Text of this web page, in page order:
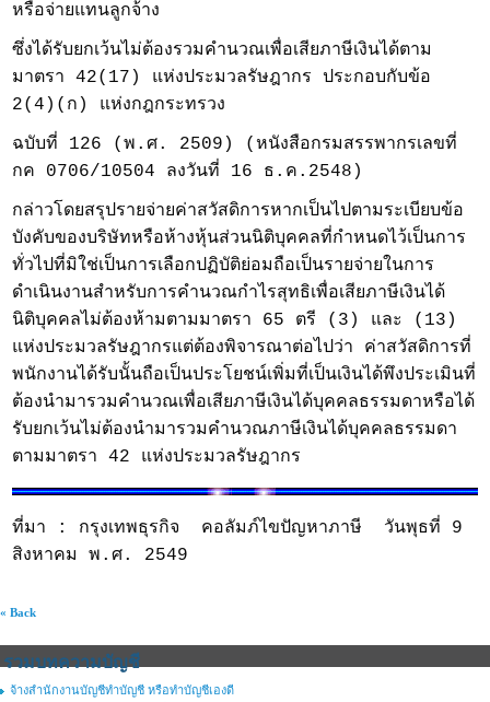
หรือจ่ายแทนลูกจ้าง
ซึ่งได้รับยกเว้นไม่ต้องรวมคำนวณเพื่อเสียภาษีเงินได้ตาม
มาตรา 42(17) แห่งประมวลรัษฎากร ประกอบกับข้อ
2(4)(ก) แห่งกฎกระทรวง
ฉบับที่ 126 (พ.ศ. 2509) (หนังสือกรมสรรพากรเลขที่
กค 0706/10504 ลงวันที่ 16 ธ.ค.2548)
กล่าวโดยสรุปรายจ่ายค่าสวัสดิการหากเป็นไปตามระเบียบข้อ
บังคับของบริษัทหรือห้างหุ้นส่วนนิติบุคคลที่กำหนดไว้เป็นการ
ทั่วไปที่มิใช่เป็นการเลือกปฏิบัติย่อมถือเป็นรายจ่ายในการ
ดำเนินงานสำหรับการคำนวณกำไรสุทธิเพื่อเสียภาษีเงินได้
นิติบุคคลไม่ต้องห้ามตามมาตรา 65 ตรี (3) และ (13)
แห่งประมวลรัษฎากรแต่ต้องพิจารณาต่อไปว่า ค่าสวัสดิการที่
พนักงานได้รับนั้นถือเป็นประโยชน์เพิ่มที่เป็นเงินได้พึงประเมินที่
ต้องนำมารวมคำนวณเพื่อเสียภาษีเงินได้บุคคลธรรมดาหรือได้
รับยกเว้นไม่ต้องนำมารวมคำนวณภาษีเงินได้บุคคลธรรมดา
ตามมาตรา 42 แห่งประมวลรัษฎากร
ที่มา : กรุงเทพธุรกิจ คอลัมภ์ไขปัญหาภาษี วันพุธที่ 9
สิงหาคม พ.ศ. 2549
« Back
รวมบทความบัญชี
จ้างสำนักงานบัญชีทำบัญชี หรือทำบัญชีเองดี